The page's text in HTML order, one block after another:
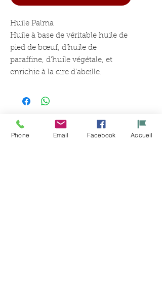
Huile Palma
Huile à base de véritable huile de
pied de bœuf, d’huile de
paraffine, d'huile végétale, et
enrichie à la cire d’abeille.
Articles
Phone Email Facebook Accueil